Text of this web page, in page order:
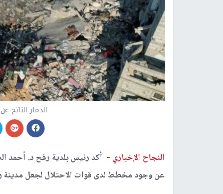
الدمار الناتج
النجاح الإخباري - أكد رئيس بلدية رفح د. أحمد
عن وجود مخطط لدى قوات الاحتلال لجعل مدينة